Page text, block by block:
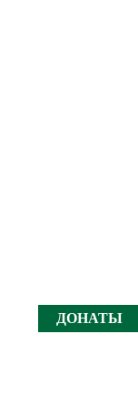
ДОНАТЫ